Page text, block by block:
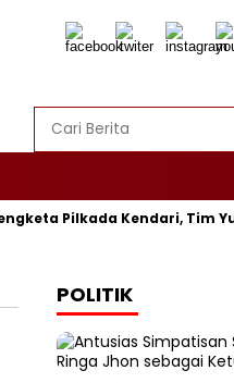
Pilkada Kendari, Tim
POLITIK